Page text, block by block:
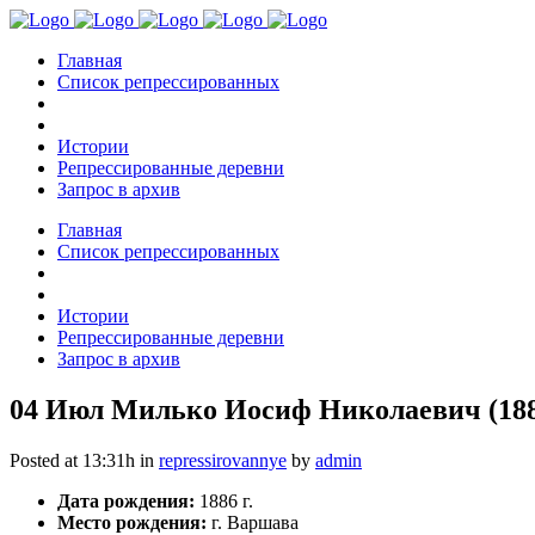
Главная
Список репрессированных
Истории
Репрессированные деревни
Запрос в архив
Главная
Список репрессированных
Истории
Репрессированные деревни
Запрос в архив
04 Июл Милько Иосиф Николаевич
Posted at 13:31h in repressirovannye by admin
Дата рождения: 1886 г.
Место рождения: г. Варшава